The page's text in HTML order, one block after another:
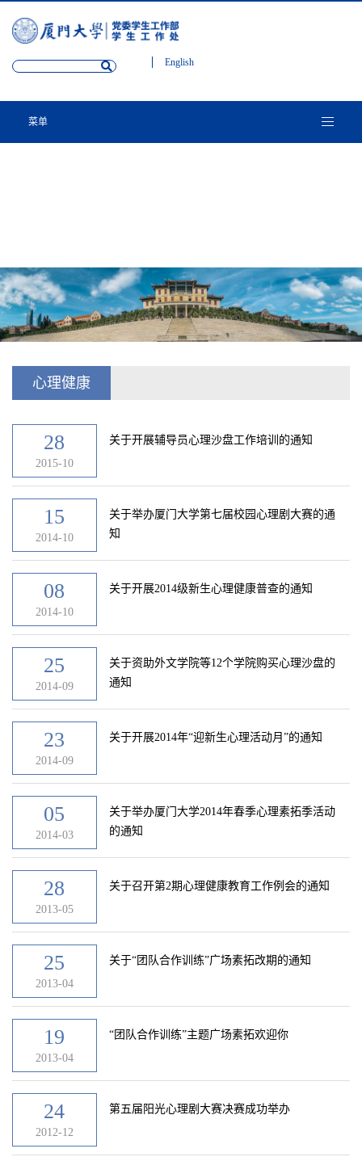
English
菜单
心理健康
28
2015-10
关于开展辅导员心理沙盘工作培训的通知
15
2014-10
关于举办厦门大学第七届校园心理剧大赛的通
知
08
2014-10
关于开展2014级新生心理健康普查的通知
25
2014-09
关于资助外文学院等12个学院购买心理沙盘的
通知
23
2014-09
关于开展2014年“迎新生心理活动月”的通知
05
2014-03
关于举办厦门大学2014年春季心理素拓季活动
的通知
28
2013-05
关于召开第2期心理健康教育工作例会的通知
25
2013-04
关于“团队合作训练”广场素拓改期的通知
19
2013-04
“团队合作训练”主题广场素拓欢迎你
24
2012-12
第五届阳光心理剧大赛决赛成功举办